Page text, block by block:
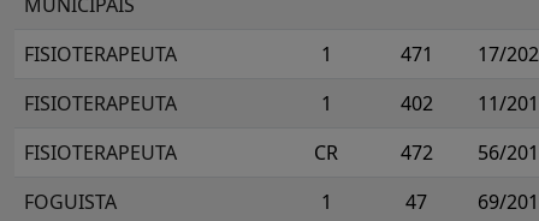
FISIOTERAPEUTA 1 471
17/
FISIOTERAPEUTA
1 402
11/
FISIOTERAPEUTA
CR 472
56/
FOGUISTA
1 47
69/